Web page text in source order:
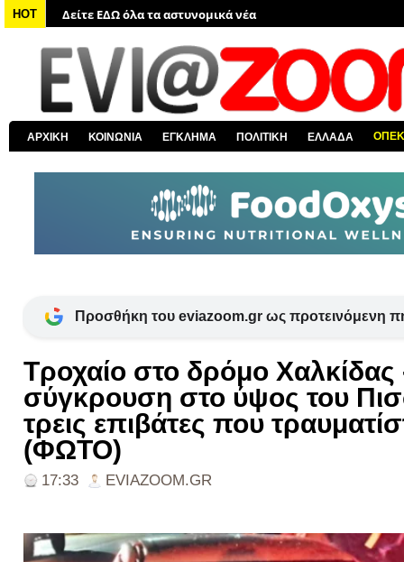
HOT
Δείτε ΕΔΩ όλα τα νέα από τον κόσμο
Δείτε ΕΔΩ όλα τα νέα για την Χαλκίδα και όλη την Εύβοια
Δείτε ΕΔΩ όλες τις ειδήσεις από την Ελλάδα
Δείτε ΕΔΩ όλα τα πολιτικά νέα
Δείτε ΕΔΩ τις αποκαλύψεις του EviaZoom.gr
ΑΡΧΙΚΗ ΚΟΙΝΩΝΙΑ ΕΓΚΛΗΜΑ ΠΟΛΙΤΙΚΗ ΕΛΛΑΔΑ
Προσθήκη του eviazoom.gr ως προτεινόμενη
Τροχαίο στο δρόμο Χαλκίδας
σύγκρουση στο ύψος του
τρεις επιβάτες που
(ΦΩΤΟ)
17:33 EVIAZOOM.GR